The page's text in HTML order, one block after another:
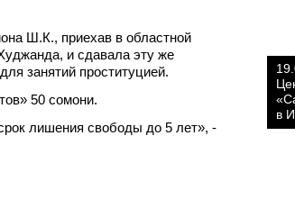
Ш.К., приехав в областной
и сдавала эту же
занятий проституцией.
50 сомони.
лишения свободы до 5 лет», -
в